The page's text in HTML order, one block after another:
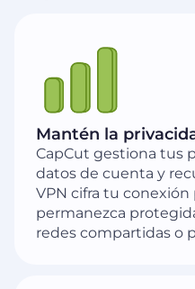
Mantén la
CapCut gestiona tus
datos de cuenta y
VPN cifra tu
permanezca
redes compartidas o